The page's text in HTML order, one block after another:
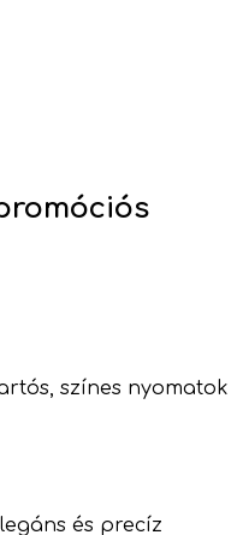
színes nyomatok
és precíz